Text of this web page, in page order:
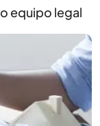
equipo legal